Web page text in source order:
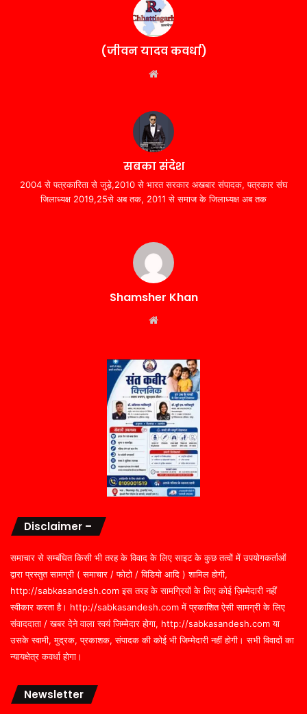
(जीवन यादव कवर्धा)
सबका संदेश
2004 से पत्रकारिता से जुड़े,2010 से भारत सरकार अखबार संपादक, पत्रकार संघ
जिलाध्यक्ष 2019,25से अब तक, 2011 से समाज के जिलाध्यक्ष अब तक
Shamsher Khan
Disclaimer –
समाचार से सम्बंधित किसी भी तरह के विवाद के लिए साइट के कुछ तत्वों में उपयोगकर्ताओं
द्वारा प्रस्तुत सामग्री ( समाचार / फोटो / विडियो आदि ) शामिल होगी,
http://sabkasandesh.com इस तरह के सामग्रियों के लिए कोई ज़िम्मेदारी नहीं
स्वीकार करता है। http://sabkasandesh.com में प्रकाशित ऐसी सामग्री के लिए
संवाददाता / खबर देने वाला स्वयं जिम्मेदार होगा, http://sabkasandesh.com या
उसके स्वामी, मुद्रक, प्रकाशक, संपादक की कोई भी जिम्मेदारी नहीं होगी। सभी विवादों का
न्यायक्षेत्र कवर्धा होगा।
Newsletter